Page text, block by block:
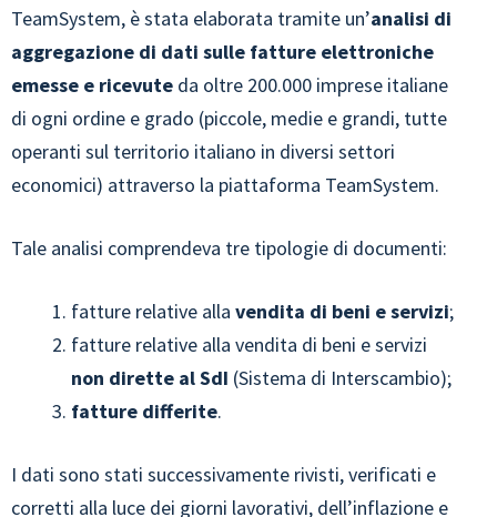
TeamSystem, è stata elaborata tramite un’analisi di
aggregazione di dati sulle fatture elettroniche
emesse e ricevute da oltre 200.000 imprese italiane
di ogni ordine e grado (piccole, medie e grandi, tutte
operanti sul territorio italiano in diversi settori
economici) attraverso la piattaforma TeamSystem.
Tale analisi comprendeva tre tipologie di documenti:
fatture relative alla vendita di beni e servizi;
fatture relative alla vendita di beni e servizi
non dirette al SdI (Sistema di Interscambio);
fatture differite.
I dati sono stati successivamente rivisti, verificati e
corretti alla luce dei giorni lavorativi, dell’inflazione e